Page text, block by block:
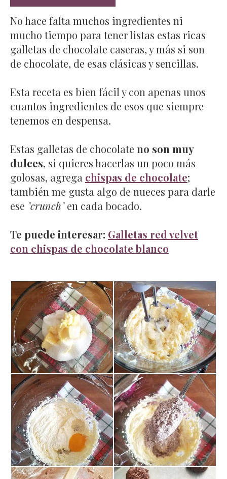
No hace falta muchos ingredientes ni
mucho tiempo para tener listas estas ricas
galletas de chocolate caseras, y más si son
de chocolate, de esas clásicas y sencillas.
Esta receta es bien fácil y con apenas unos
cuantos ingredientes de esos que siempre
tenemos en despensa.
Estas galletas de chocolate no son muy
dulces, si quieres hacerlas un poco más
golosas, agrega chispas de chocolate;
también me gusta algo de nueces para darle
ese "crunch"en cada bocado.
Te puede interesar: Galletas red velvet
con chispas de chocolate blanco